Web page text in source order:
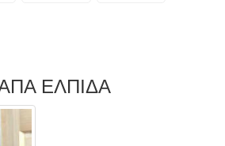
ΕΛΠΙΔΑ